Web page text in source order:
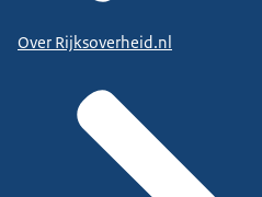
Over Rijksoverheid.nl